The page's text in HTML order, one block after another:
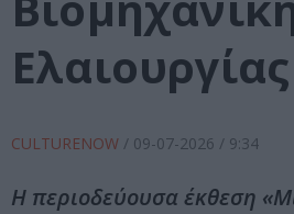
CULTURENOW / 09-07-2026 / 9:34
Η περιοδεύουσα έκθεση